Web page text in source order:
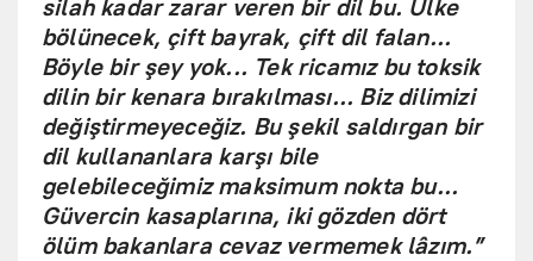
silah kadar zarar veren bir dil bu. Ülke
bölünecek, çift bayrak, çift dil falan...
Böyle bir şey yok... Tek ricamız bu toksik
dilin bir kenara bırakılması... Biz dilimizi
değiştirmeyeceğiz. Bu şekil saldırgan bir
dil kullananlara karşı bile
gelebileceğimiz maksimum nokta bu...
Güvercin kasaplarına, iki gözden dört
ölüm bakanlara cevaz vermemek lâzım.”